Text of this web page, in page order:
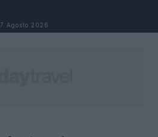
7 Agosto 2026